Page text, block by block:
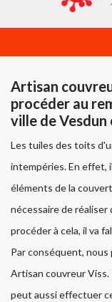
Artisan
procéder au
ville de Vesdun
Les tuiles des toits
intempéries. En effet,
éléments de la
nécessaire de
procéder à cela, il va
Par conséquent,
Artisan couvreur Viss.
peut aussi effectuer